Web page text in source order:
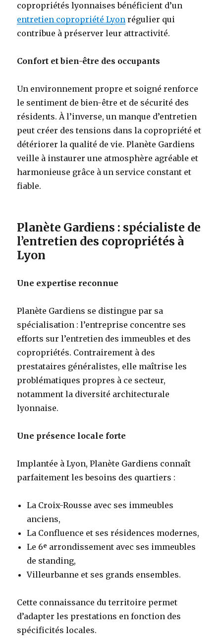
copropriétés lyonnaises bénéficient d’un
entretien copropriété Lyon régulier qui
contribue à préserver leur attractivité.
Confort et bien-être des occupants
Un environnement propre et soigné renforce
le sentiment de bien-être et de sécurité des
résidents. À l’inverse, un manque d’entretien
peut créer des tensions dans la copropriété et
détériorer la qualité de vie. Planète Gardiens
veille à instaurer une atmosphère agréable et
harmonieuse grâce à un service constant et
fiable.
Planète Gardiens : spécialiste de
l’entretien des copropriétés à
Lyon
Une expertise reconnue
Planète Gardiens se distingue par sa
spécialisation : l’entreprise concentre ses
efforts sur l’entretien des immeubles et des
copropriétés. Contrairement à des
prestataires généralistes, elle maîtrise les
problématiques propres à ce secteur,
notamment la diversité architecturale
lyonnaise.
Une présence locale forte
Implantée à Lyon, Planète Gardiens connaît
parfaitement les besoins des quartiers :
La Croix-Rousse avec ses immeubles
anciens,
La Confluence et ses résidences modernes,
Le 6ᵉ arrondissement avec ses immeubles
de standing,
Villeurbanne et ses grands ensembles.
Cette connaissance du territoire permet
d’adapter les prestations en fonction des
spécificités locales.